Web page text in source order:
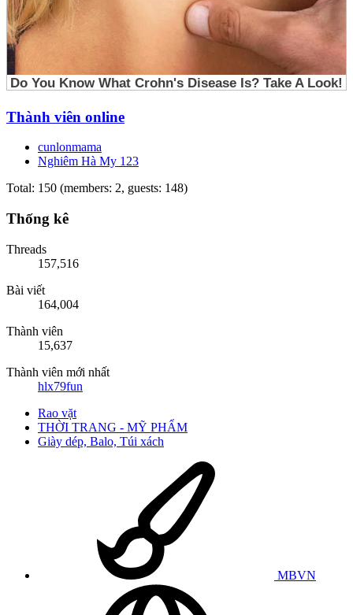
Thành viên online
cunlonmama
Nghiêm Hà My 123
Total: 150 (members: 2, guests: 148)
Thống kê
Threads
157,516
Bài viết
164,004
Thành viên
15,637
Thành viên mới nhất
hlx79fun
Rao vặt
THỜI TRANG - MỸ PHẨM
Giày dép, Balo, Túi xách
MBVN